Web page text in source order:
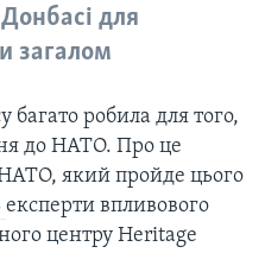
для
загалом
багато робила для того,
до НАТО. Про це
НАТО, який пройде цього
експерти впливового
центру Heritage